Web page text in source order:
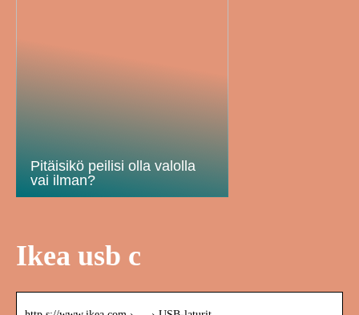
Pitäisikö peilisi olla valolla
vai ilman?
Ikea usb c